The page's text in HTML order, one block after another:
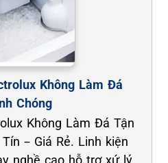
Không Làm Đá
Chóng
Không Làm Đá Tận
– Giá Rẻ. Linh kiện